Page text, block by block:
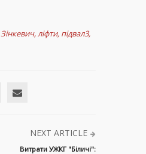
Зінкевич,ліфти, підвал3,
NEXT ARTICLE
Витрати УЖКГ "Біличі":